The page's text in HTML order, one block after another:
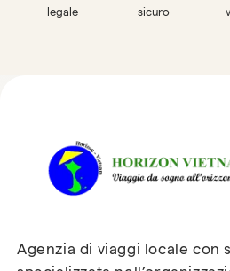
legale
sicuro
Vietnam
Agenzia di viaggi locale con